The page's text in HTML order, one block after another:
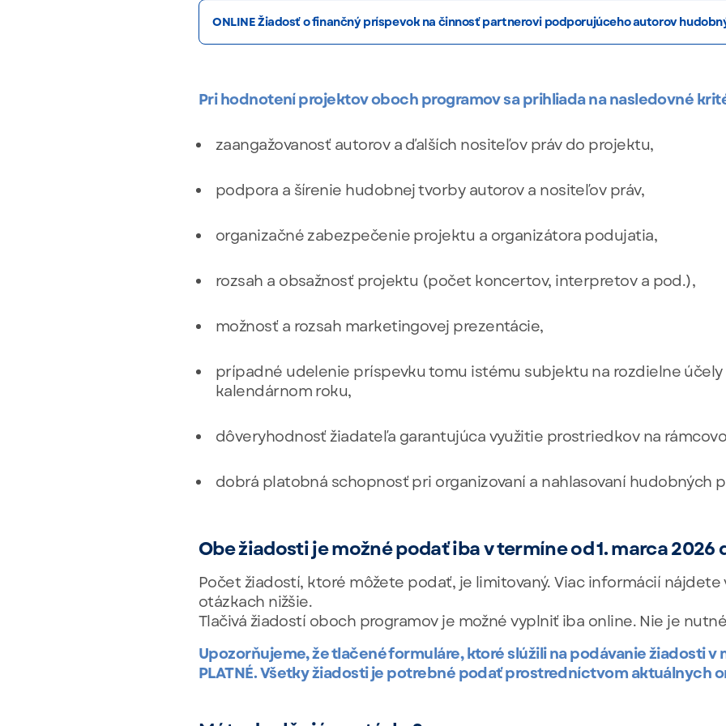
ONLINE Žiadosť o finančný príspevok na činnosť partnerovi podporujúceho autorov
Pri hodnotení projektov oboch programov sa prihliada na nasledovné
zaangažovanosť autorov a ďalších nositeľov práv do projektu,
podpora a šírenie hudobnej tvorby autorov a nositeľov práv,
organizačné zabezpečenie projektu a organizátora podujatia,
rozsah a obsažnosť projektu (počet koncertov, interpretov a pod.),
možnosť a rozsah marketingovej prezentácie,
prípadné udelenie príspevku tomu istému subjektu na rozdielne účely
kalendárnom roku,
dôveryhodnosť žiadateľa garantujúca využitie prostriedkov na
dobrá platobná schopnosť pri organizovaní a nahlasovaní hudobných
Obe žiadosti je možné podať iba v termíne od 1. marca 2026
Počet žiadostí, ktoré môžete podať, je limitovaný. Viac informácií
otázkach nižšie.
Tlačivá žiadostí oboch programov je možné vyplniť iba online. Nie je
Upozorňujeme, že tlačené formuláre, ktoré slúžili na podávanie žiadosti v
PLATNÉ. Všetky žiadosti je potrebné podať prostredníctvom aktuálnych